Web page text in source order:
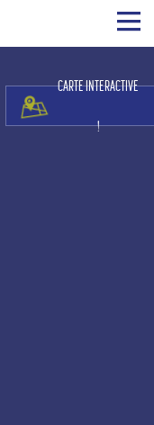
CARTE INTERACTIVE
!